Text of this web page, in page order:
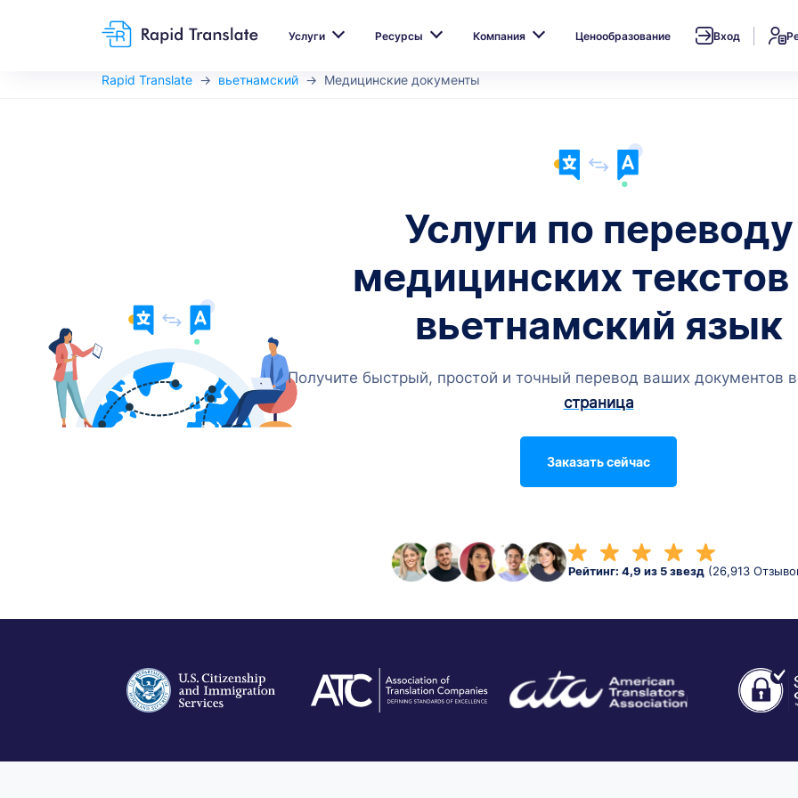
Услуги Ресурсы Компания Ценообразование Вход
Rapid Translate вьетнамский Медицинские документы
Услуги по переводу
медицинских текстов
вьетнамский язык
Получите быстрый, простой и точный перевод ваших документов
страница
Заказать сейчас
Рейтинг: 4,9 из 5 звезд (26,913